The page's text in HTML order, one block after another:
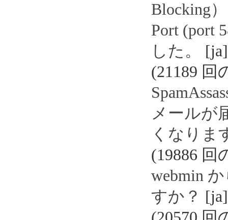
Blocking
Port (port
した。
[ja]
(21189 回
メールが
くなりま
(19886 回
webmin
すか？ [ja]